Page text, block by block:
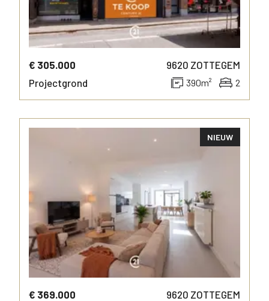
MEER INFO
€ 305.000 9620 ZOTTEGEM
Projectgrond
390m² 2
NIEUW
€ 369.000 9620 ZOTTEGEM